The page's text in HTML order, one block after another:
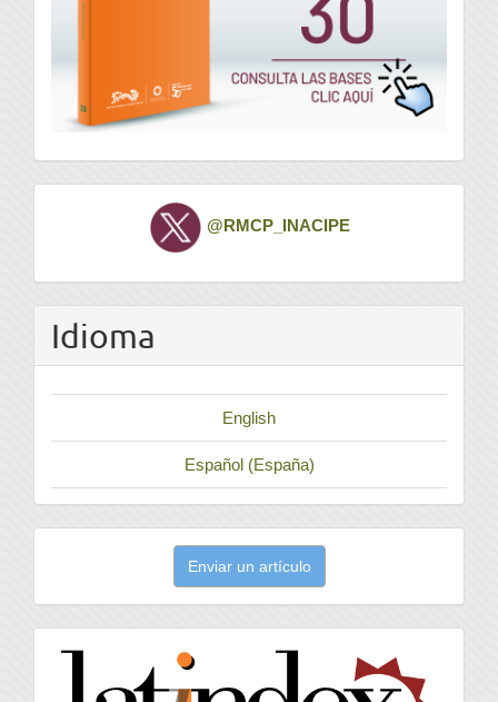
Twitter @RMCP_INACIPE
Idioma
English
Español (España)
artículo
Enviar un artículo
latindex